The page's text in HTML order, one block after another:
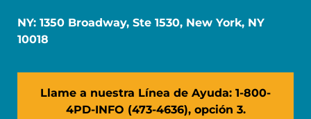
NY: 1350 Broadway, Ste 1530, New York, NY
10018
Llame a nuestra Línea de Ayuda: 1-800-
4PD-INFO (473-4636), opción 3.